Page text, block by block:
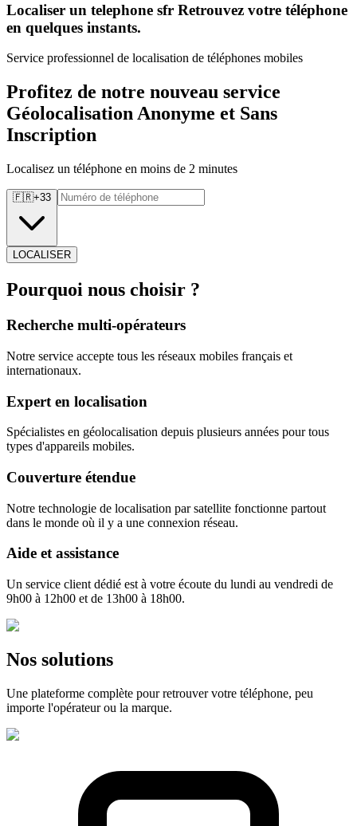
Localiser un telephone sfr Retrouvez votre téléphone
en quelques instants.
Service professionnel de localisation de téléphones mobiles
Profitez de notre nouveau service
Géolocalisation Anonyme et Sans
Inscription
Localisez un téléphone en moins de 2 minutes
🇫🇷+33
LOCALISER
Pourquoi nous choisir ?
Recherche multi-opérateurs
Notre service accepte tous les réseaux mobiles français et
internationaux.
Expert en localisation
Spécialistes en géolocalisation depuis plusieurs années pour tous
types d'appareils mobiles.
Couverture étendue
Notre technologie de localisation par satellite fonctionne partout
dans le monde où il y a une connexion réseau.
Aide et assistance
Un service client dédié est à votre écoute du lundi au vendredi de
9h00 à 12h00 et de 13h00 à 18h00.
Nos solutions
Une plateforme complète pour retrouver votre téléphone, peu
importe l'opérateur ou la marque.